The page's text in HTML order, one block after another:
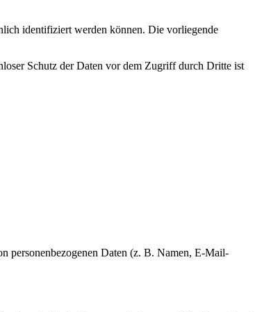
identifiziert werden können. Die vorliegende
Schutz der Daten vor dem Zugriff durch Dritte ist
personenbezogenen Daten (z. B. Namen, E-Mail-